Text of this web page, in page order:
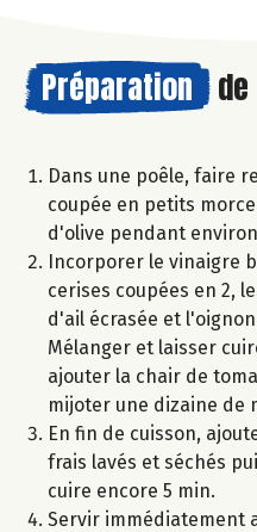
Préparation
Dans une poêle, faire
coupée en petits
d'olive pendant
Incorporer le vinaigre
cerises coupées en 2,
d'ail écrasée et
Mélanger et laisser
ajouter la chair de
mijoter une dizaine de
En fin de cuisson,
frais lavés et séchés
cuire encore 5 min.
Servir immédiatement